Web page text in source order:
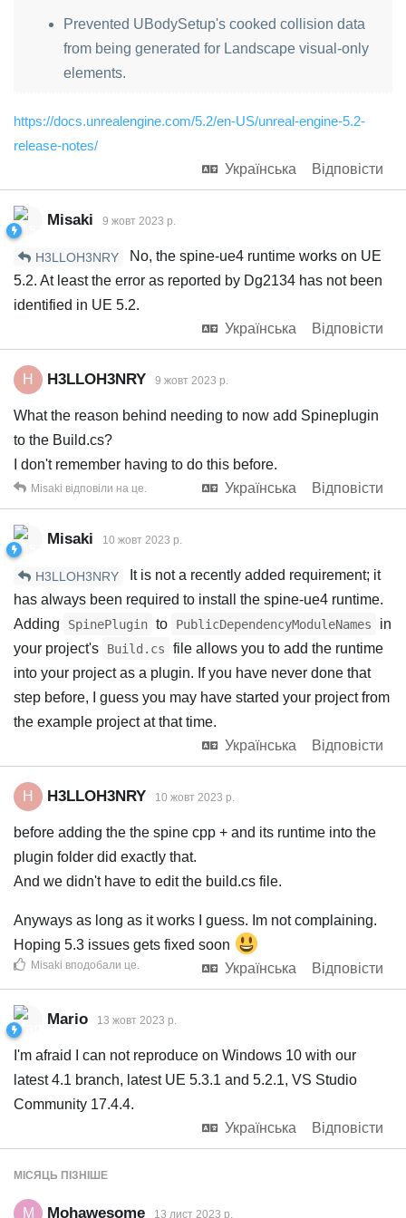
Prevented UBodySetup's cooked collision data
from being generated for Landscape visual-only
elements.
https://docs.unrealengine.com/5.2/en-US/unreal-engine-5.2-
release-notes/
Українська
Відповісти
Misaki 9 жовт 2023 р.
H3LLOH3NRY
No, the spine-ue4 runtime works on UE
5.2. At least the error as reported by Dg2134 has not been
identified in UE 5.2.
Українська
Відповісти
H H3LLOH3NRY 9 жовт 2023 р.
What the reason behind needing to now add Spineplugin
to the Build.cs?
I don't remember having to do this before.
Українська
Відповісти
Misaki відповіли на це.
Misaki 10 жовт 2023 р.
H3LLOH3NRY
It is not a recently added requirement; it
has always been required to install the spine-ue4 runtime.
Adding
SpinePlugin to PublicDependencyModuleNames
in
your project's
Build.cs
file allows you to add the runtime
into your project as a plugin. If you have never done that
step before, I guess you may have started your project from
the example project at that time.
Українська
Відповісти
H H3LLOH3NRY 10 жовт 2023 р.
before adding the the spine cpp + and its runtime into the
plugin folder did exactly that.
And we didn't have to edit the build.cs file.
Anyways as long as it works I guess. Im not complaining.
Hoping 5.3 issues gets fixed soon
Українська
Відповісти
Misaki вподобали це.
Mario 13 жовт 2023 р.
I'm afraid I can not reproduce on Windows 10 with our
latest 4.1 branch, latest UE 5.3.1 and 5.2.1, VS Studio
Community 17.4.4.
Українська
Відповісти
МІСЯЦЬ ПІЗНІШЕ
M Mohawesome 13 лист 2023 р.